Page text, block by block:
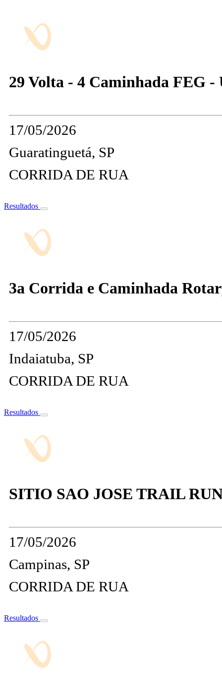
29 Volta - 4 Caminhada FEG -
17/05/2026
Guaratinguetá, SP
CORRIDA DE RUA
Resultados
3a Corrida e Caminhada
17/05/2026
Indaiatuba, SP
CORRIDA DE RUA
Resultados
SITIO SAO JOSE TRAIL
17/05/2026
Campinas, SP
CORRIDA DE RUA
Resultados